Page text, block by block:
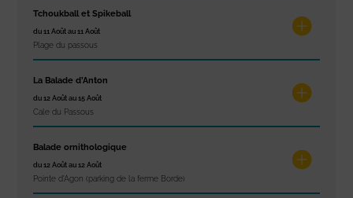
Tchoukball et Spikeball
du 11 Août au 11 Août
Plage du passous
La Balade d’Anton
du 12 Août au 15 Août
Cale du Passous
Balade ornithologique
du 12 Août au 12 Août
Pointe d'Agon (parking de la ferme Borde)